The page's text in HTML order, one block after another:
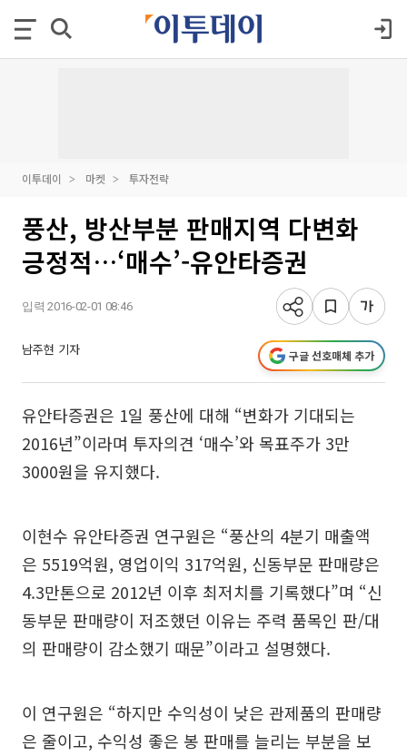
이투데이 마켓 투자전략
풍산, 방산부분 판매지역 다변화
긍정적…‘매수’-유안타증권
입력 2016-02-01 08:46
남주현 기자 구글 선호매체 추가
유안타증권은 1일 풍산에 대해 “변화가 기대되는
2016년”이라며 투자의견 ‘매수’와 목표주가 3만
3000원을 유지했다.
이현수 유안타증권 연구원은 “풍산의 4분기 매출액
은 5519억원, 영업이익 317억원, 신동부문 판매량은
4.3만톤으로 2012년 이후 최저치를 기록했다”며 “신
동부문 판매량이 저조했던 이유는 주력 품목인 판/대
의 판매량이 감소했기 때문”이라고 설명했다.
이 연구원은 “하지만 수익성이 낮은 관제품의 판매량
은 줄이고, 수익성 좋은 봉 판매를 늘리는 부분을 보